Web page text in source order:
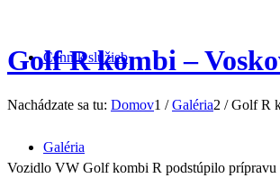
Cenník služieb
Galéria
Golf R kombi –
Nachádzate sa tu: Domov1 / Galéria2 / Golf R
Vozidlo VW Golf kombi R podstúpilo prípravu